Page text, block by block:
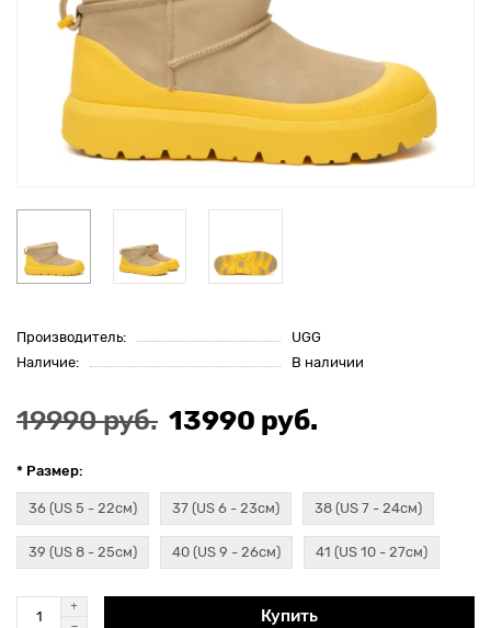
Производитель:
UGG
Наличие:
В наличии
19990 руб. 13990 руб.
* Размер:
36 (US 5 - 22см) 37 (US 6 - 23см) 38 (US 7 - 24см)
39 (US 8 - 25см) 40 (US 9 - 26см) 41 (US 10 - 27см)
Купить